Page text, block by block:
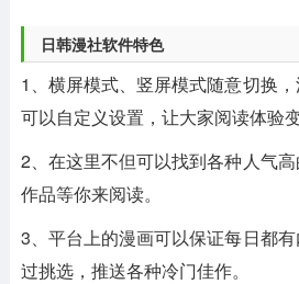
日韩漫社软件特色
1、横屏模式、竖屏模式随意切换
可以自定义设置，让大家阅读体验变
2、在这里不但可以找到各种人气
作品等你来阅读。
3、平台上的漫画可以保证每日都
过挑选，推送各种冷门佳作。